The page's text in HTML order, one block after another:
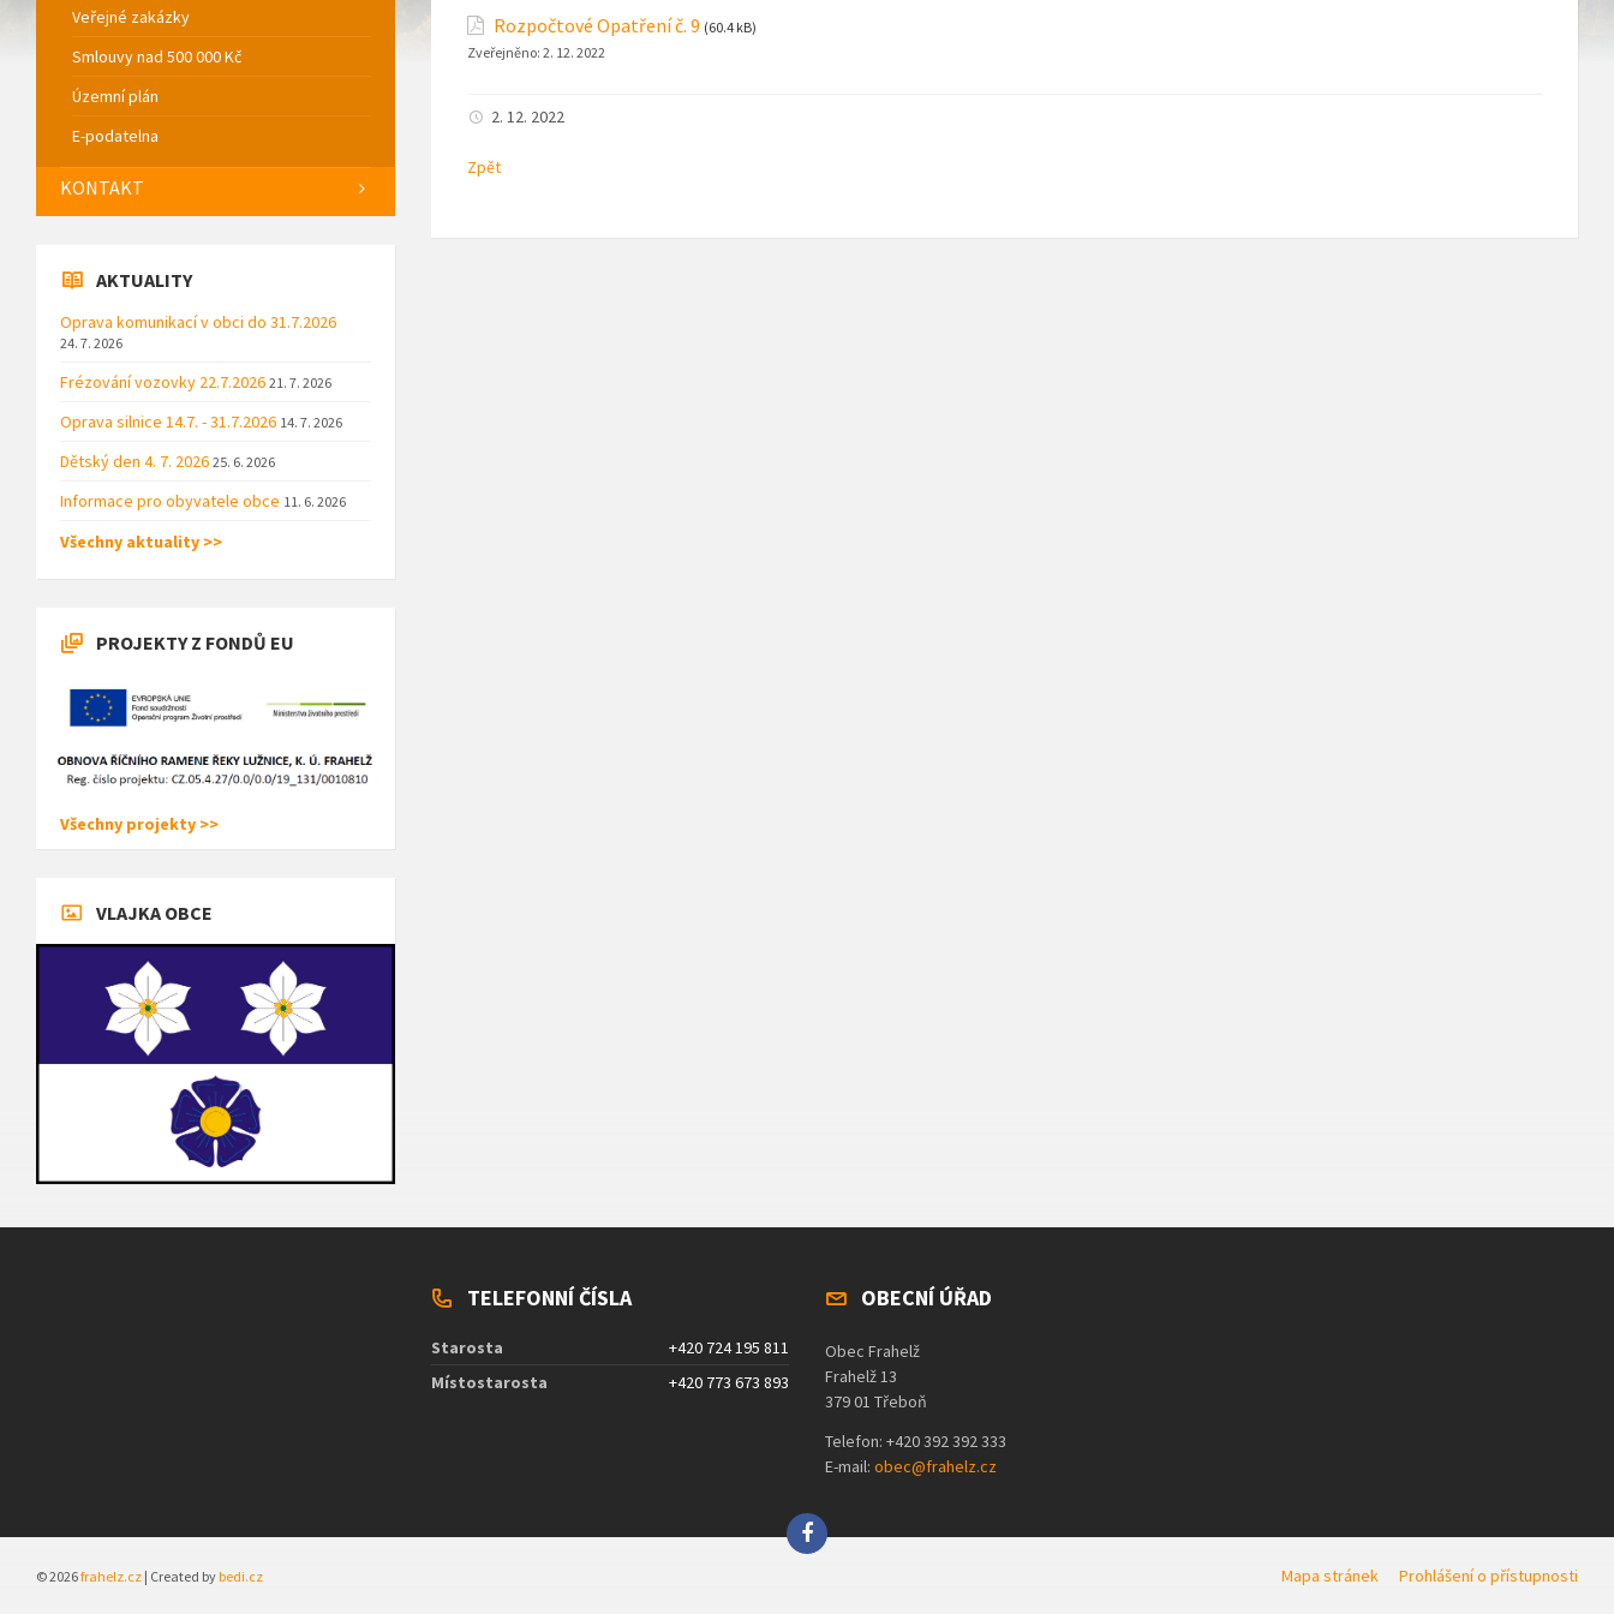
Rozpočtové Opatření č. 9 (60.4 kB)
Zveřejněno: 2. 12. 2022
2. 12. 2022
Zpět
Veřejné zakázky
Smlouvy nad 500 000 Kč
Územní plán
E-podatelna
KONTAKT
AKTUALITY
Oprava komunikací v obci do 31.7.2026
24. 7. 2026
Frézování vozovky 22.7.2026 21. 7. 2026
Oprava silnice 14.7. - 31.7.2026 14. 7. 2026
Dětský den 4. 7. 2026 25. 6. 2026
Informace pro obyvatele obce 11. 6. 2026
Všechny aktuality >>
PROJEKTY Z FONDŮ EU
Všechny projekty >>
VLAJKA OBCE
TELEFONNÍ ČÍSLA
Starosta
+420 724 195 811
Místostarosta
+420 773 673 893
OBECNÍ ÚŘAD
Obec Frahelž
Frahelž 13
379 01 Třeboň
Telefon: +420 392 392 333
E-mail: obec@frahelz.cz
Mapa stránek Prohlášení o přístupnosti
© 2026frahelz.cz | Created bybedi.cz